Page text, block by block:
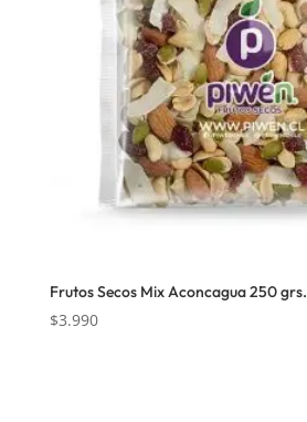
Frutos Secos Mix Aconcagua 250 grs.
$3.990